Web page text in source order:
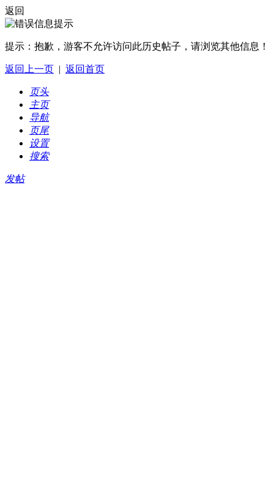
返回
提示： 抱歉，游客不允许访问此历史帖子，请浏览其他信息！
返回上一页 | 返回首页
页头
主页
导航
页尾
设置
搜索
发帖